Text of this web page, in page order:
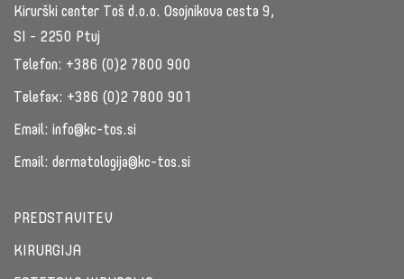
Kirurški center Toš d.o.o. Osojnikova cesta 9,
SI - 2250 Ptuj
Telefon: +386 (0)2 7800 900
Telefax: +386 (0)2 7800 901
Email: info@kc-tos.si
Email: dermatologija@kc-tos.si
PREDSTAVITEV
KIRURGIJA